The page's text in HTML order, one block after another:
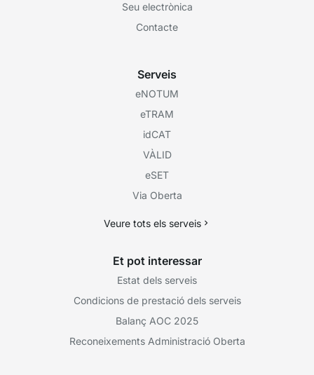
Seu electrònica
Contacte
Serveis
eNOTUM
eTRAM
idCAT
VÀLID
eSET
Via Oberta
Veure tots els serveis
Et pot interessar
Estat dels serveis
Condicions de prestació dels serveis
Balanç AOC 2025
Reconeixements Administració Oberta